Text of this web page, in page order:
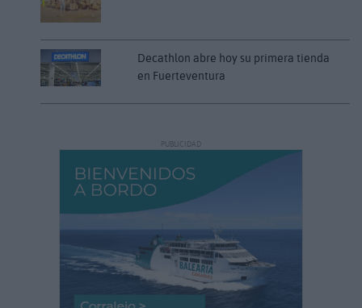
Decathlon abre hoy su primera tienda
en Fuerteventura
PUBLICIDAD